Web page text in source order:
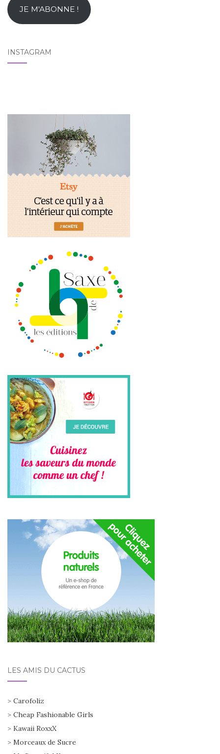
mailJE M'ABONNE !
INSTAGRAM
LES AMIS DU CACTUS
> Carofoliz
> Cheap Fashionable Girls
> Kawaii RoxxX
> Morceaux de Sucre